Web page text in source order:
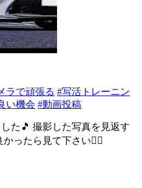
ラで頑張る #写活トレーニン
い機会 #動画投稿
た🎵 撮影した写真を見返す
ったら見て下さい🙇‍♂️